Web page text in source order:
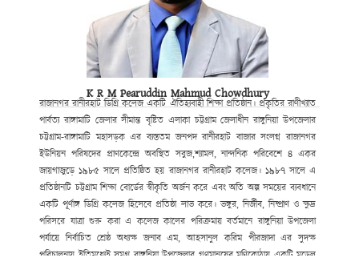
K R M Pearuddin Mahmud Chowdhury
রাজানগর রানীরহাট ডিগ্রি কলেজ একটি ঐতিহ্যবাহী শিক্ষা প্রতিষ্ঠান। প্রকৃতির রাণীখ্যাত
পার্বত্য রাঙ্গামাটি জেলার সীমান্ত বৃষ্টিত এলাকা চট্টগ্রাম জেলাধীন রাঙ্গুনিয়া উপজেলার
চট্টগ্রাম-রাঙ্গামাটি মহাসড়ক এর ব্যস্ততম জনপদ রানীরহাট বাজার সংলগ্ন রাজানগর
ইউনিয়ন পরিষদের প্রাণকেন্দ্রে অবস্থিত সবুজ,শ্যামল, নান্দনিক পরিবেশে ৪ একর
জায়গাজুড়ে ১৯৮৫ সালে প্রতিষ্ঠিত হয় রাজানগর রানীরহাট কলেজ। ১৯৮৭ সালে এ
প্রতিষ্ঠানটি চট্টগ্রাম শিক্ষা বোর্ডের স্বীকৃতি অর্জন করে এবং অতি অল্প সময়ের ব্যবধানে
একটি পূর্ণাঙ্গ ডিগ্রি কলেজ হিসেবে প্রতিষ্ঠা লাভ করে। ভঙ্গুর, নির্জীব, নিষ্প্রাণ ও ক্ষুদ্র
পরিসরে যাত্রা শুরু করা এ কলেজ কালের পরিক্রমায় বর্তমানে রাঙ্গুনিয়া উপজেলা
পর্যায়ে নির্বাচিত শ্রেষ্ঠ অধ্যক্ষ জনাব এম, আহসানুল করিম পীরজাদা এর সুদক্ষ
পরিচালনায় ইতিমধ্যেই সমগ্র রাঙ্গুনিয়া উপজেলার গণমানুষের মণিকোঠায় একটি মডেল